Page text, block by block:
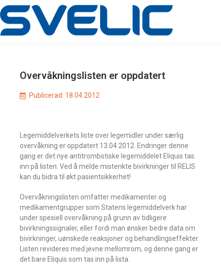
Overvåkningslisten er oppdatert
Publicerad: 18.04.2012
Legemiddelverkets liste over legemidler under særlig
overvåkning er oppdatert 13.04.2012. Endringer denne
gang er det nye antitrombotiske legemiddelet Eliquis tas
inn på listen. Ved å melde mistenkte bivirkninger til RELIS
kan du bidra til økt pasientsikkerhet!
Overvåkningslisten omfatter medikamenter og
medikamentgrupper som Statens legemiddelverk har
under spesiell overvåkning på grunn av tidligere
bivirkningssignaler, eller fordi man ønsker bedre data om
bivirkninger, uønskede reaksjoner og behandlingseffekter.
Listen revideres med jevne mellomrom, og denne gang er
det bare Eliquis som tas inn på lista.